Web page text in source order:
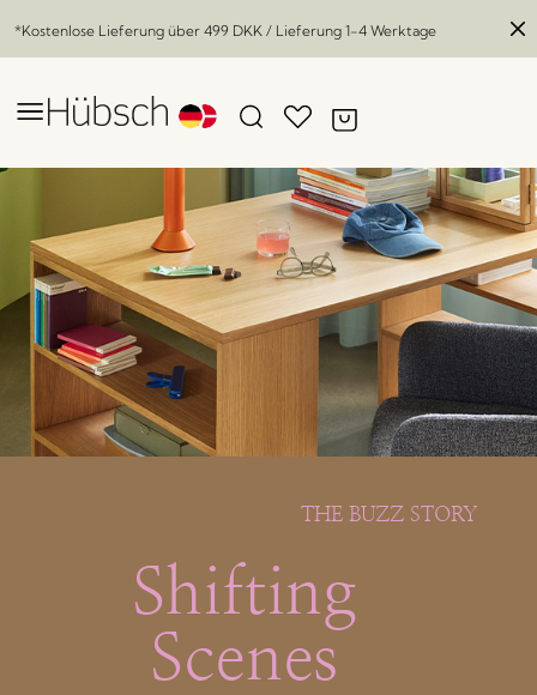
*Kostenlose Lieferung über 499 DKK / Lieferung 1-4 Werktage
THE BUZZ STORY
Shifting
Scenes